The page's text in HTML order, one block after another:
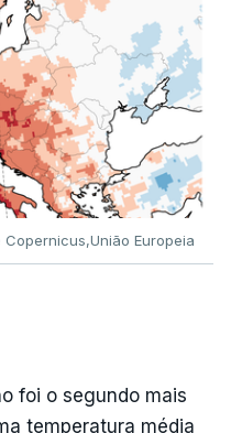
de Rio Tinto, uma
confirmou quehá
de notas
enviados à escola
ao início da
sido feita.
Copernicus,União Europeia
foi o segundo mais
temperatura média